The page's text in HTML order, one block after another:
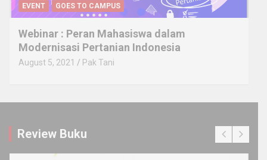
SEMINAR & WORKSHOP
July 12, 2021 Pak Tani
Review Buku